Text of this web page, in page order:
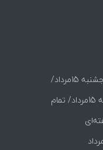
قیمت طلا، دلار و سکه امروز پنجشنبه 15مرداد/
قیمت طلا و سکه امروز پنجشنبه 15مرداد/ تمام